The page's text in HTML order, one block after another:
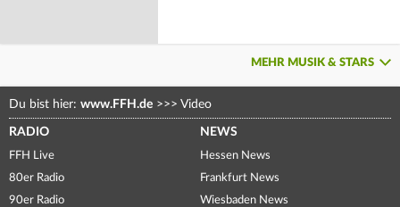
MEHR MUSIK & STARS
Du bist hier: www.FFH.de >>> Video
RADIO
FFH Live
80er Radio
90er Radio
NEWS
Hessen News
Frankfurt News
Wiesbaden News